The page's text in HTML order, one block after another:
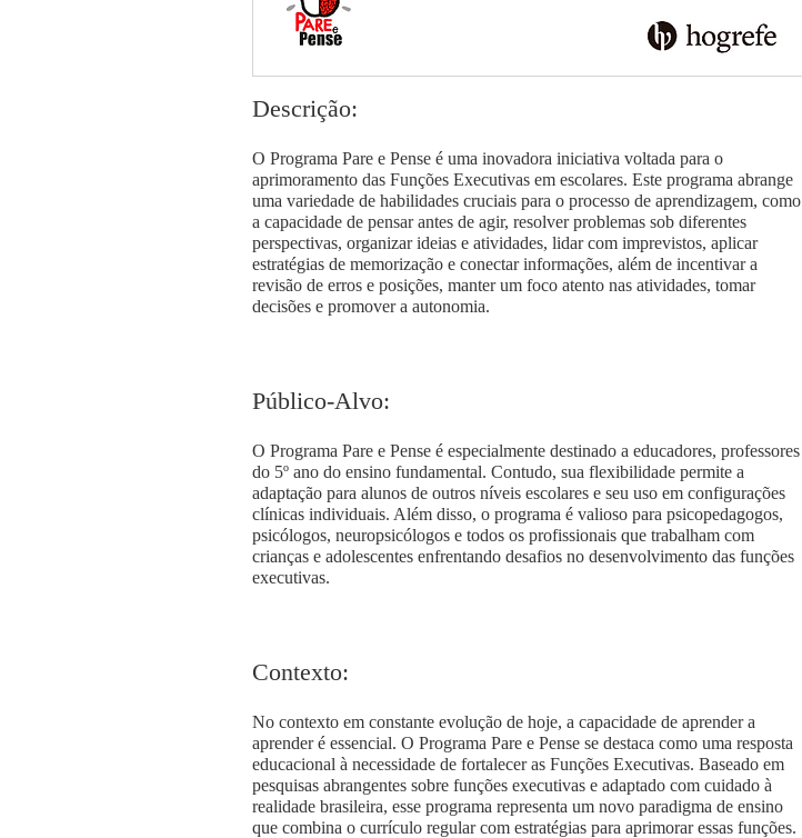
Descrição:
O Programa Pare e Pense é uma inovadora iniciativa voltada para o
aprimoramento das Funções Executivas em escolares. Este programa abrange
uma variedade de habilidades cruciais para o processo de aprendizagem, como
a capacidade de pensar antes de agir, resolver problemas sob diferentes
perspectivas, organizar ideias e atividades, lidar com imprevistos, aplicar
estratégias de memorização e conectar informações, além de incentivar a
revisão de erros e posições, manter um foco atento nas atividades, tomar
decisões e promover a autonomia.
Público-Alvo:
O Programa Pare e Pense é especialmente destinado a educadores, professores
do 5º ano do ensino fundamental. Contudo, sua flexibilidade permite a
adaptação para alunos de outros níveis escolares e seu uso em configurações
clínicas individuais. Além disso, o programa é valioso para psicopedagogos,
psicólogos, neuropsicólogos e todos os profissionais que trabalham com
crianças e adolescentes enfrentando desafios no desenvolvimento das funções
executivas.
Contexto:
No contexto em constante evolução de hoje, a capacidade de aprender a
aprender é essencial. O Programa Pare e Pense se destaca como uma resposta
educacional à necessidade de fortalecer as Funções Executivas. Baseado em
pesquisas abrangentes sobre funções executivas e adaptado com cuidado à
realidade brasileira, esse programa representa um novo paradigma de ensino
que combina o currículo regular com estratégias para aprimorar essas funções.